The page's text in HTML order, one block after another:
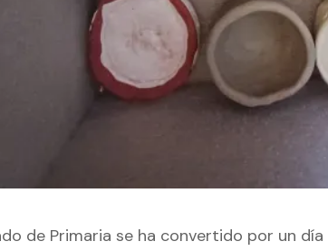
de Primaria se ha convertido por un